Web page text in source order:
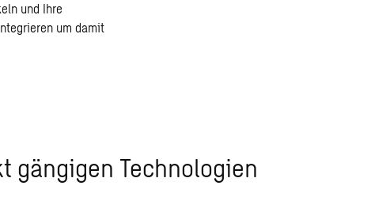
und Ihre
um damit
gängigen Technologien